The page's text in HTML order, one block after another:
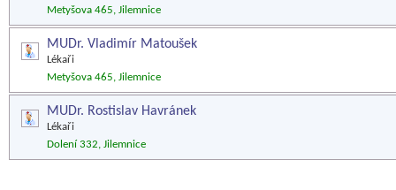
Metyšova 465, Jilemnice
MUDr. Vladimír Matoušek
Lékaři
Metyšova 465, Jilemnice
MUDr. Rostislav Havránek
Lékaři
Dolení 332, Jilemnice